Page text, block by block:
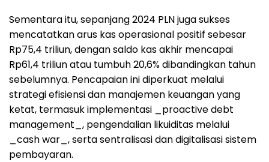
Sementara itu, sepanjang 2024 PLN juga sukses
mencatatkan arus kas operasional positif sebesar
Rp75,4 triliun, dengan saldo kas akhir mencapai
Rp61,4 triliun atau tumbuh 20,6% dibandingkan tahun
sebelumnya. Pencapaian ini diperkuat melalui
strategi efisiensi dan manajemen keuangan yang
ketat, termasuk implementasi _proactive debt
management_, pengendalian likuiditas melalui
_cash war_, serta sentralisasi dan digitalisasi sistem
pembayaran.